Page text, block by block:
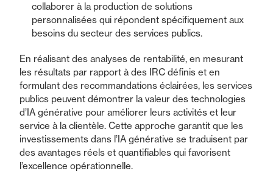
collaborer à la production de solutions
personnalisées qui répondent spécifiquement aux
besoins du secteur des services publics.
En réalisant des analyses de rentabilité, en mesurant
les résultats par rapport à des IRC définis et en
formulant des recommandations éclairées, les services
publics peuvent démontrer la valeur des technologies
d’IA générative pour améliorer leurs activités et leur
service à la clientèle. Cette approche garantit que les
investissements dans l’IA générative se traduisent par
des avantages réels et quantifiables qui favorisent
l’excellence opérationnelle.